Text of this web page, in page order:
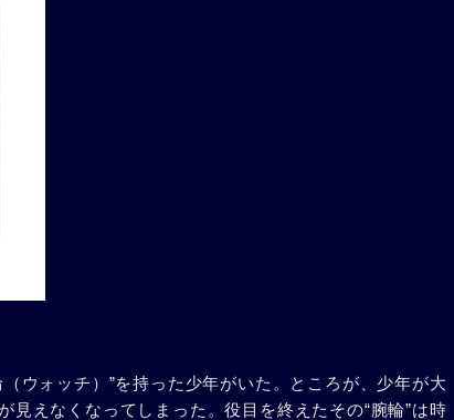
ウォッチ）”を持った少年がいた。ところが、少年が大
見えなくなってしまった。役目を終えたその“腕輪”は時